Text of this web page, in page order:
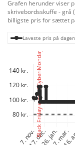
Grafen herunder viser
skrivebordsskuffe - grå
billigste pris for sættet
Laveste pris på dagen